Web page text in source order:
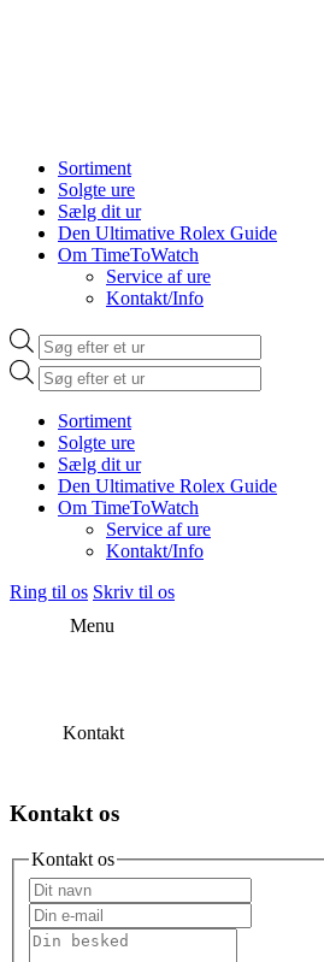
Sortiment
Solgte ure
Sælg dit ur
Den Ultimative Rolex Guide
Om TimeToWatch
Service af ure
Kontakt/Info
Products
search
Products
search
Sortiment
Solgte ure
Sælg dit ur
Den Ultimative Rolex Guide
Om TimeToWatch
Service af ure
Kontakt/Info
Ring til os Skriv til os
Menu
Kontakt
Kontakt os
Kontakt os